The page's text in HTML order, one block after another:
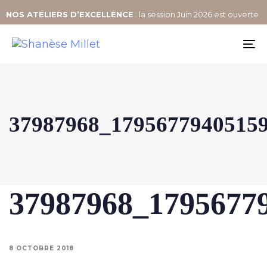
NOS ATELIERS D’EXCELLENCE : la session Juin 2026 est ouverte
8 OCTOBRE 2018